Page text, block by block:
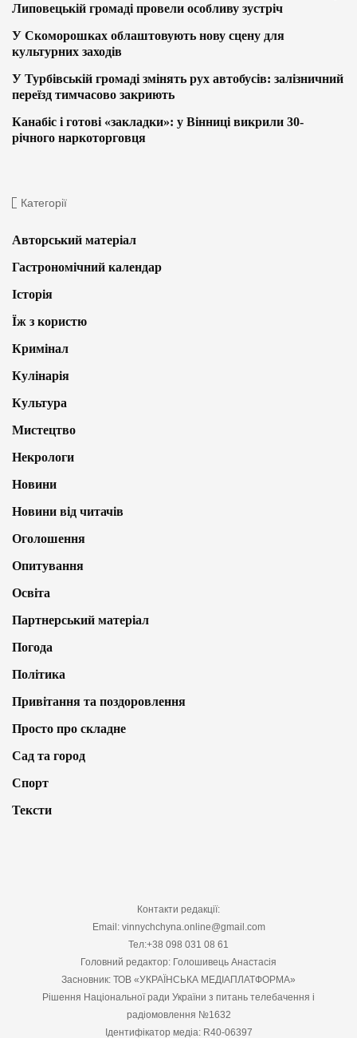
Липовецькій громаді провели особливу зустріч
У Скоморошках облаштовують нову сцену для
культурних заходів
У Турбівській громаді змінять рух автобусів: залізничний
переїзд тимчасово закриють
Канабіс і готові «закладки»: у Вінниці викрили 30-
річного наркоторговця
Категорії
Авторський матеріал
Гастрономічний календар
Історія
Їж з користю
Кримінал
Кулінарія
Культура
Мистецтво
Некрологи
Новини
Новини від читачів
Оголошення
Опитування
Освіта
Партнерський матеріал
Погода
Політика
Привітання та поздоровлення
Просто про складне
Сад та город
Спорт
Тексти
Контакти редакції:
Email: vinnychchyna.online@gmail.com
Тел:+38 098 031 08 61
Головний редактор: Голошивець Анастасія
Засновник: ТОВ «УКРАЇНСЬКА МЕДІАПЛАТФОРМА»
Рішення Національної ради України з питань телебачення і
радіомовлення №1632
Ідентифікатор медіа: R40-06397